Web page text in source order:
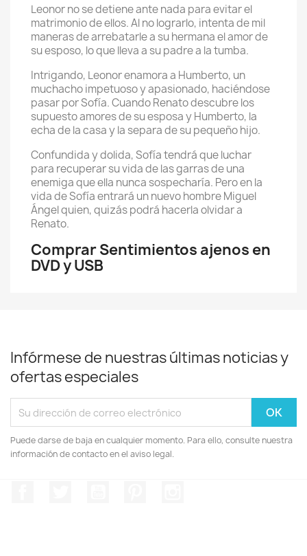
Leonor no se detiene ante nada para evitar el
matrimonio de ellos. Al no lograrlo, intenta de mil
maneras de arrebatarle a su hermana el amor de
su esposo, lo que lleva a su padre a la tumba.
Intrigando, Leonor enamora a Humberto, un
muchacho impetuoso y apasionado, haciéndose
pasar por Sofía. Cuando Renato descubre los
supuesto amores de su esposa y Humberto, la
echa de la casa y la separa de su pequeño hijo.
Confundida y dolida, Sofía tendrá que luchar
para recuperar su vida de las garras de una
enemiga que ella nunca sospecharía. Pero en la
vida de Sofía entrará un nuevo hombre Miguel
Ángel quien, quizás podrá hacerla olvidar a
Renato.
Comprar Sentimientos ajenos en
DVD y USB
Infórmese de nuestras últimas noticias y
ofertas especiales
Puede darse de baja en cualquier momento. Para ello, consulte nuestra
información de contacto en el aviso legal.